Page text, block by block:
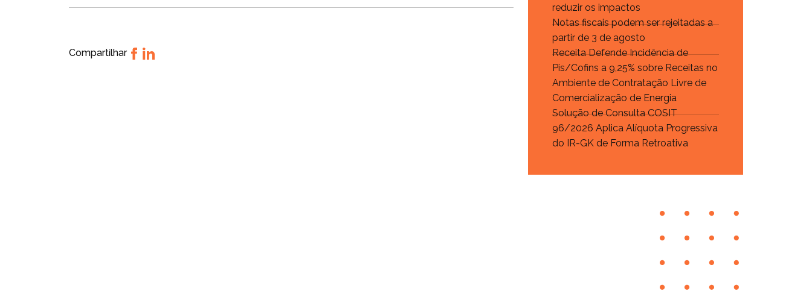
Compartilhar
reduzir os impactos
Notas fiscais podem ser rejeitadas a
partir de 3 de agosto
Receita Defende Incidência de
Pis/Cofins a 9,25% sobre Receitas no
Ambiente de Contratação Livre de
Comercialização de Energia
Solução de Consulta COSIT
96/2026 Aplica Alíquota Progressiva
do IR-GK de Forma Retroativa